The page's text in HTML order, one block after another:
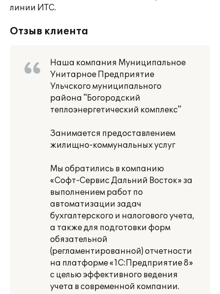
линии ИТС.
Отзыв клиента
Наша компания Муниципальное
Унитарное Предприятие
Ульчского муниципального
района "Богородский
теплоэнергетический комплекс"
Занимается предоставлением
жилищно-коммунальных услуг
Мы обратились в компанию
«Софт-Сервис Дальний Восток» за
выполнением работ по
автоматизации задач
бухгалтерского и налогового учета,
а также для подготовки форм
обязательной
(регламентированной) отчетности
на платформе «1С:Предприятие 8»
с целью эффективного ведения
учета в современной компании.